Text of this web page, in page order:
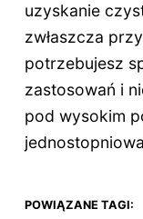
uzyskanie
zwłaszcza
potrzebujesz
zastosowań i
pod wysokim
POWIĄZANE TAGI: